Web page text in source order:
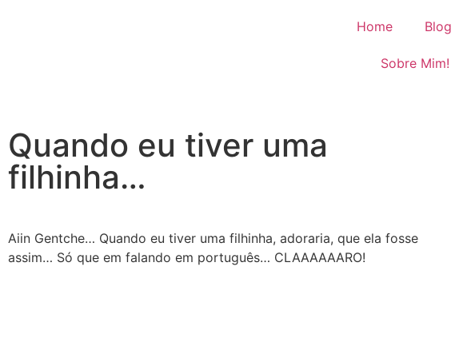
Home Blog
Sobre Mim!
Quando eu tiver uma
filhinha…
Aiin Gentche… Quando eu tiver uma filhinha, adoraria, que ela fosse
assim… Só que em falando em português… CLAAAAAARO!